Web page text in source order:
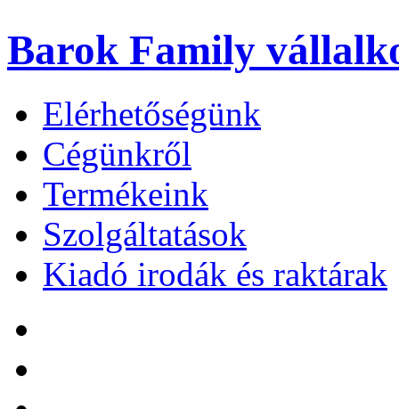
Barok Family
Elérhetőségünk
Cégünkről
Termékeink
Szolgáltatások
Kiadó irodák és raktárak